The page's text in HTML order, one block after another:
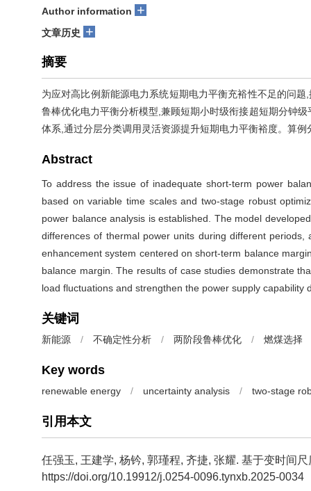
Author information +
文章历史 +
摘要
为应对高比例新能源电力系统短期电力平衡充裕性不足的问
鲁棒优化电力平衡分析模型,兼顾短期小时级衔接超短期分钟
体系,通过分层分类调用灵活资源提升短期电力平衡裕度。算
Abstract
To address the issue of inadequate short-term power
based on variable time scales and two-stage robust
power balance analysis is established. The model
differences of thermal power units during different
enhancement system centered on short-term balance
balance margin. The results of case studies demonstrate
load fluctuations and strengthen the power supply capability
关键词
新能源 / 不确定性分析 / 两阶段鲁棒优化 / 燃煤选择
Key words
renewable energy / uncertainty analysis / two-stage
引用本文
任强玉, 王建学, 杨钤, 郭瑾程, 齐捷, 张耀. 基于变时间
https://doi.org/10.19912/j.0254-0096.tynxb.2025-0034